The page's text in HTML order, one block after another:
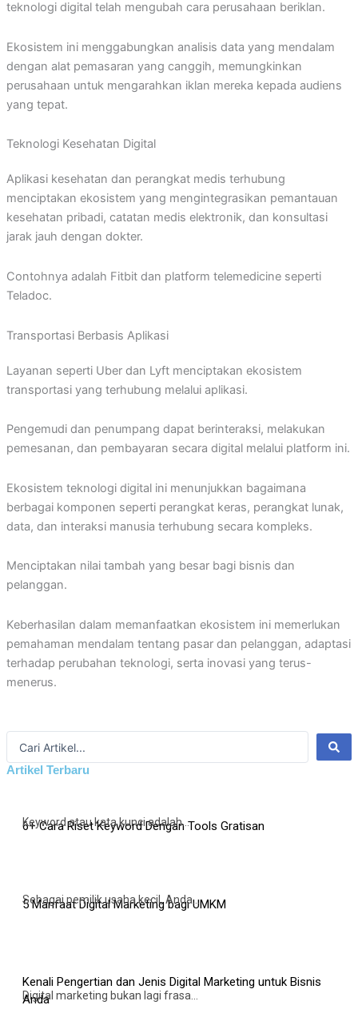
teknologi digital telah mengubah cara perusahaan beriklan.
Ekosistem ini menggabungkan analisis data yang mendalam
dengan alat pemasaran yang canggih, memungkinkan
perusahaan untuk mengarahkan iklan mereka kepada audiens
yang tepat.
Teknologi Kesehatan Digital
Aplikasi kesehatan dan perangkat medis terhubung
menciptakan ekosistem yang mengintegrasikan pemantauan
kesehatan pribadi, catatan medis elektronik, dan konsultasi
jarak jauh dengan dokter.
Contohnya adalah Fitbit dan platform telemedicine seperti
Teladoc.
Transportasi Berbasis Aplikasi
Layanan seperti Uber dan Lyft menciptakan ekosistem
transportasi yang terhubung melalui aplikasi.
Pengemudi dan penumpang dapat berinteraksi, melakukan
pemesanan, dan pembayaran secara digital melalui platform ini.
Ekosistem teknologi digital ini menunjukkan bagaimana
berbagai komponen seperti perangkat keras, perangkat lunak,
data, dan interaksi manusia terhubung secara kompleks.
Menciptakan nilai tambah yang besar bagi bisnis dan
pelanggan.
Keberhasilan dalam memanfaatkan ekosistem ini memerlukan
pemahaman mendalam tentang pasar dan pelanggan, adaptasi
terhadap perubahan teknologi, serta inovasi yang terus-
menerus.
Artikel Terbaru
6+ Cara Riset Keyword Dengan Tools Gratisan
Keyword atau kata kunci adalah...
5 Manfaat Digital Marketing bagi UMKM
Sebagai pemilik usaha kecil, Anda...
Kenali Pengertian dan Jenis Digital Marketing untuk Bisnis
Anda
Digital marketing bukan lagi frasa...